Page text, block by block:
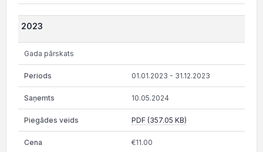
2023
Gada pārskats
01.01.2023 - 31.12.2023
10.05.2024
PDF (357.05 KB)
€11.00